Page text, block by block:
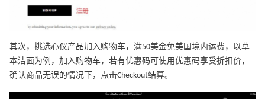
其次，挑选心仪产品加入购物车，满50美金免美国境内运费，以草
本洁面为例，加入购物车，若有优惠码可使用优惠码享受折扣价，
确认商品无误的情况下，点击Checkout结算。